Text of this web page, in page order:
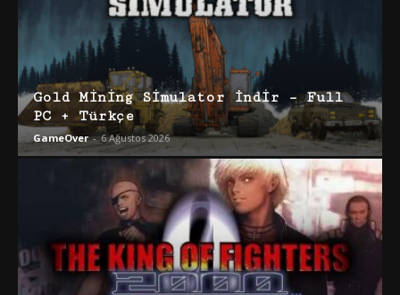
Gold Mining Simulator İndir – Full
PC + Türkçe
GameOver - 6 Ağustos 2026